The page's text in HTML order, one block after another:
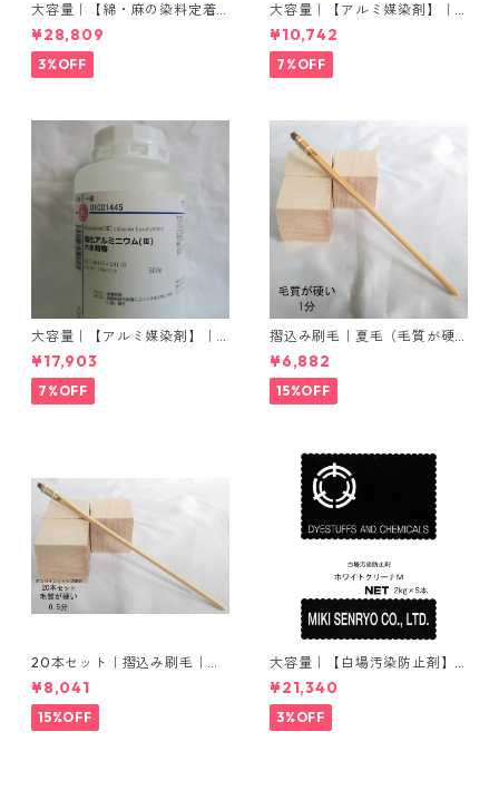
大容量｜【綿・麻の染料定着
向上剤】｜2kg×5本｜ライト
フィックスAコンク
¥28,809
3%OFF
大容量｜【アルミ媒染剤】｜5
00g−3本入り｜塩化アルミニ
ウム
¥10,742
7%OFF
大容量｜【アルミ媒染剤】｜5
00g−5本入り｜塩化アルミニ
ウム
¥17,903
7%OFF
摺込み刷毛｜夏毛（毛質が硬
い）1分｜16本入り＊1セット
¥6,882
15%OFF
20本セット｜摺込み刷毛｜夏
毛（毛質が硬い）0.5分
¥8,041
15%OFF
大容量｜【白場汚染防止剤】
｜2kg×5本｜ホワイトクリー
ナＭ
¥21,340
3%OFF